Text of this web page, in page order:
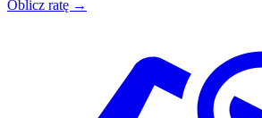
Oblicz ratę →